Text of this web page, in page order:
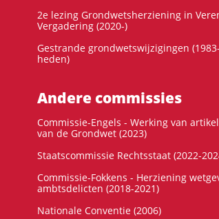
2e lezing Grondwetsherziening in
Vergadering (2020-)
Gestrande grondwetswijzigingen (1983-
heden)
Andere commissies
Commissie-Engels - Werking van
van de Grondwet (2023)
Staatscommissie Rechtsstaat (2022-
Commissie-Fokkens - Herziening
ambtsdelicten (2018-2021)
Nationale Conventie (2006)